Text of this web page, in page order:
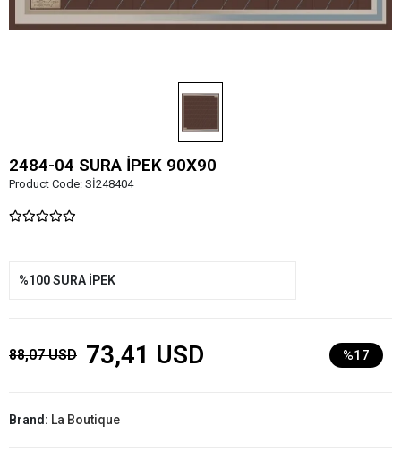
2484-04 SURA İPEK 90X90
Product Code: Sİ248404
%100 SURA İPEK
88,07 USD 73,41 USD %17
Brand: La Boutique